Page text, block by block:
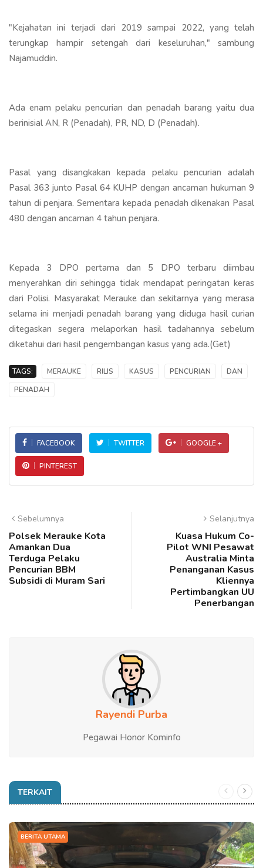
"Kejahatan ini terjadi dari 2019 sampai 2022, yang telah
terungkap hampir setengah dari keseluruhan," sambung
Najamuddin.
Ada enam pelaku pencurian dan penadah barang yaitu dua
berinisial AN, R (Penadah), PR, ND, D (Penadah).
Pasal yang disangkakan kepada pelaku pencurian adalah
Pasal 363 junto Pasal 64 KUHP dengan ancaman hukuman 9
tahun di penjara. Sementara kepada penadah dikenakan Pasal
480 dengan ancaman 4 tahun penjara.
Kepada 3 DPO pertama dan 5 DPO terbaru diimbau
menyerahkan diri sehingga tidak mendapat peringatan keras
dari Polisi. Masyarakat Merauke dan sekitarnya yang merasa
selama ini menjadi penadah barang yang diduga hasil curian
ditegaskan segera melaporkan hasil tadahannya sebelum
diketahui dari hasil pengembangan kasus yang ada.(Get)
TAGS: MERAUKE RILIS KASUS PENCURIAN
DAN
PENADAH
FACEBOOK TWITTER GOOGLE +
PINTEREST
Sebelumnya
Polsek Merauke Kota
Amankan Dua
Terduga Pelaku
Pencurian BBM
Subsidi di Muram Sari
Selanjutnya
Kuasa Hukum Co-
Pilot WNI Pesawat
Australia Minta
Penanganan Kasus
Kliennya
Pertimbangkan UU
Penerbangan
Rayendi Purba
Pegawai Honor Kominfo
TERKAIT
BERITA UTAMA